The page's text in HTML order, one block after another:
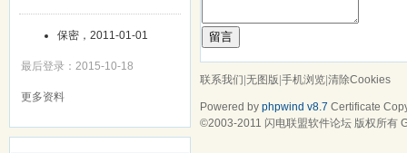
保密，2011-01-01
最后登录：2015-10-18
更多资料
留言
联系我们|无图版|手机浏览|清除Cookies
Powered by phpwind v8.7 Certificate
©2003-2011 闪电联盟软件论坛 版权所有